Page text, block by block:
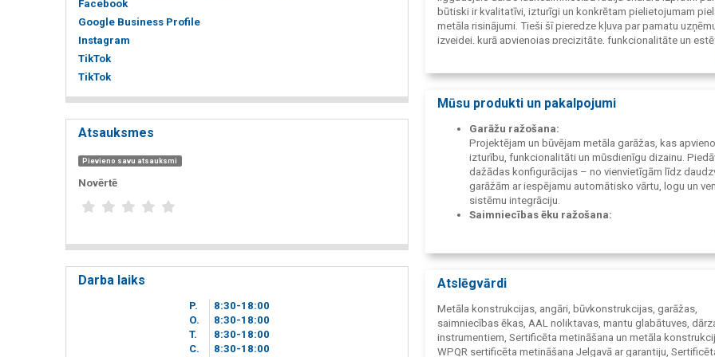
Facebook
Google Business Profile
Instagram
TikTok
TikTok
Atsauksmes
Pievieno savu atsauksmi
Novērtē
Darba laiks
P. 8 30-18 00
O.
8 30-18 00
T.
8 30-18 00
C.
8 30-18 00
būtiski ir kvalitatīvi, izturīgi un konkrētam pielietojumam
metāla risinājumi. Tieši šī pieredze kļuva par pamatu
izveidei, kurā apvienojas precizitāte, funkcionalitāte un
Esam sertificēts metāla būvkonstrukciju un to detaļu
1090), un visi mūsu produkti atbilst CE marķējuma
projektiem.
Mūsu pamatdarbība ir gatavo metāla būvkonstrukciju un to
elementu projektēšana un ražošana, kā arī metināšanas un
būvniecības pakalpojumi. Piedāvājam pilna vai daļēja cikla
risinājumus - no idejas un projektēšanas līdz gatavai
objektā.
Strādājam gan ar uzņēmumiem, gan privātpersonām,
katru projektu klienta vajadzībām, teritorijai un klimatiskajiem
apstākļiem. Atrodamies lauku reģionā, kas ļauj mums
strādā uzticami ikdienā.
Mūsu produkti un pakalpojumi
Garāžu ražošana:
Projektējam un būvējam metāla garāžas, kas apvieno
izturību, funkcionalitāti un mūsdienīgu dizainu.
dažādas konfigurācijas – no vienvietīgām līdz
garāžām ar iespējamu automātisko vārtu, logu un
sistēmu integrāciju.
Saimniecības ēku ražošana:
noliktavas, tehnikas novietnes u.c. Konstrukcijas tiek
apstākļiem un klienta teritorijai.
Piedāvājam metāla angārus dažādiem mērķiem –
preču vai materiālu uzglabāšanai, kā arī ražošanai.
Pielāgojam risinājumu katram projektam individuāli.
Atslēgvārdi
Metāla konstrukcijas, angāri, būvkonstrukcijas, garāžas,
saimniecības ēkas, AAL noliktavas, mantu glabātuves,
instrumentiem, Sertificēta metināšana un metāla
WPQR sertificēta metināšana Jelgavā ar garantiju,